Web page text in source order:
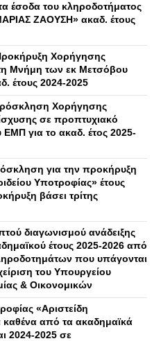
έσοδα του κληροδοτήματος
ΖΑΟΥΣΗ» ακαδ. έτους
Χορήγησης
Μνήμη των εκ Μετσόβου
έτους 2024-2025
Χορήγησης
σε προπτυχιακό
ΕΜΠ για το ακαδ. έτος 2025-
για την προκήρυξη
Υποτροφίας» έτους
βάσει τρίτης
διαγωνισμού ανάδειξης
έτους 2025-2026 από
που υπάγονται
του Υπουργείου
& Οικονομικών
«Αριστείδη
καθένα από τα ακαδημαϊκά
2024-2025 σε